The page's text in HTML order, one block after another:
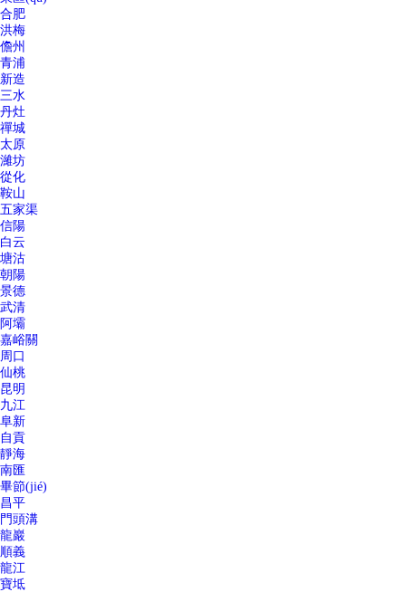
合肥
洪梅
儋州
青浦
新造
三水
丹灶
禪城
太原
濰坊
從化
鞍山
五家渠
信陽
白云
塘沽
朝陽
景德
武清
阿壩
嘉峪關
周口
仙桃
昆明
九江
阜新
自貢
靜海
南匯
畢節(jié)
昌平
門頭溝
龍巖
順義
龍江
寶坻